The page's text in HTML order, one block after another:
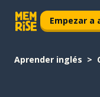
Empezar a
Aprender inglés